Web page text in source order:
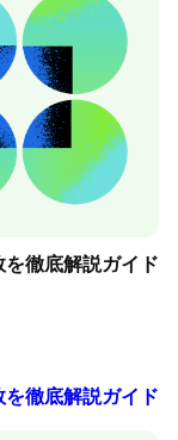
徹底解説ガイド
徹底解説ガイド